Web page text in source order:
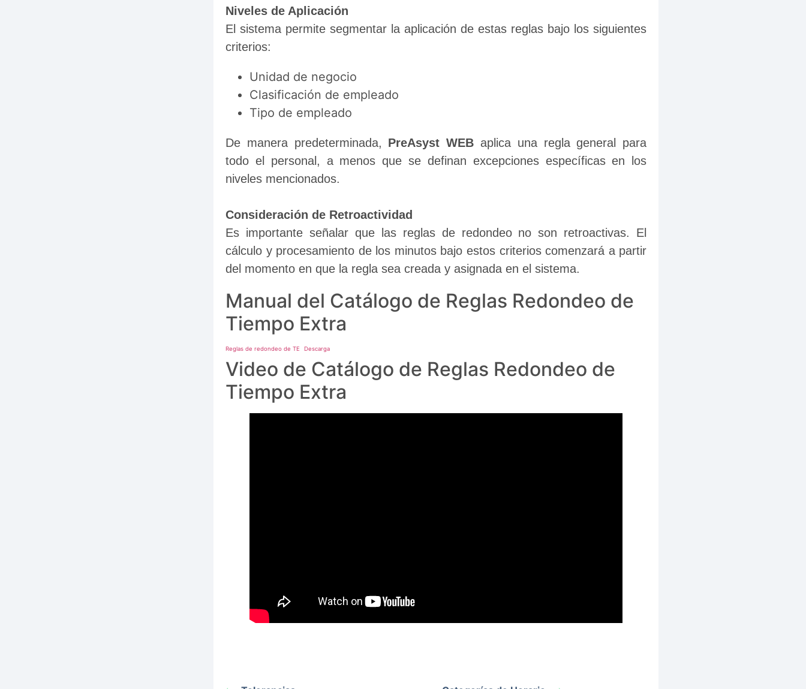
Niveles de Aplicación
El sistema permite segmentar la aplicación de estas reglas bajo los siguientes
criterios:
Unidad de negocio
Clasificación de empleado
Tipo de empleado
De manera predeterminada, PreAsyst WEB aplica una regla general para
todo el personal, a menos que se definan excepciones específicas en los
niveles mencionados.
Consideración de Retroactividad
Es importante señalar que las reglas de redondeo no son retroactivas. El
cálculo y procesamiento de los minutos bajo estos criterios comenzará a partir
del momento en que la regla sea creada y asignada en el sistema.
Manual del Catálogo de Reglas Redondeo de
Tiempo Extra
Reglas de redondeo de TE Descarga
Video de Catálogo de Reglas Redondeo de
Tiempo Extra